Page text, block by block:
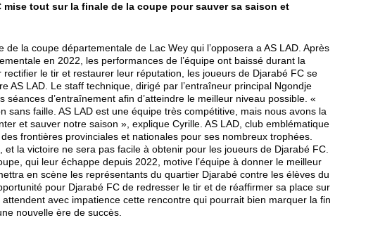
tout sur la finale de la coupe pour sauver sa saison et
la coupe départementale de Lac Wey qui l’opposera a AS LAD. Après
en 2022, les performances de l’équipe ont baissé durant la
rectifier le tir et restaurer leur réputation, les joueurs de Djarabé FC se
AS LAD. Le staff technique, dirigé par l’entraîneur principal Ngondje
d’entraînement afin d’atteindre le meilleur niveau possible. «
sans faille. AS LAD est une équipe très compétitive, mais nous avons la
et sauver notre saison », explique Cyrille. AS LAD, club emblématique
frontières provinciales et nationales pour ses nombreux trophées.
la victoire ne sera pas facile à obtenir pour les joueurs de Djarabé FC.
qui leur échappe depuis 2022, motive l’équipe à donner le meilleur
en scène les représentants du quartier Djarabé contre les élèves du
pour Djarabé FC de redresser le tir et de réaffirmer sa place sur
avec impatience cette rencontre qui pourrait bien marquer la fin
nouvelle ère de succès.